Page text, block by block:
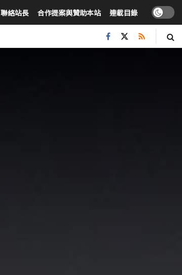
聯絡站長 合作提案與贊助本站 連載目錄